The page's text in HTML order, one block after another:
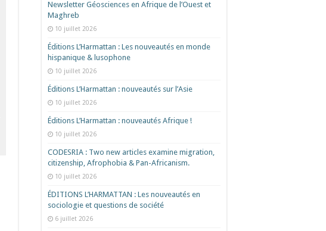
Newsletter Géosciences en Afrique de l’Ouest et
Maghreb
10 juillet 2026
Éditions L’Harmattan : Les nouveautés en monde
hispanique & lusophone
10 juillet 2026
Éditions L’Harmattan : nouveautés sur l’Asie
10 juillet 2026
Éditions L’Harmattan : nouveautés Afrique !​
10 juillet 2026
CODESRIA : Two new articles examine migration,
citizenship, Afrophobia & Pan-Africanism.
10 juillet 2026
ÉDITIONS L’HARMATTAN : Les nouveautés en
sociologie et questions de société
6 juillet 2026